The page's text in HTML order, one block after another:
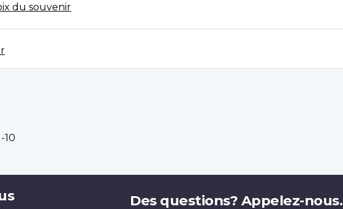
du souvenir
10
Des questions? Appelez-nous.